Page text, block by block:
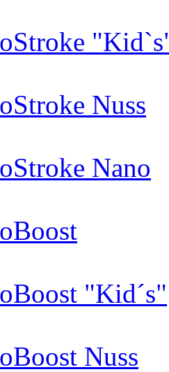
Nuss
Nano
"Kid´s"
Nuss